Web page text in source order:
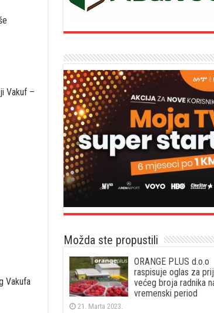
Vakuf –
Vakufa
Možda ste propustili
ORANGE PLUS d.o.o
raspisuje oglas za
većeg broja radnika
vremenski period
21. Marta 2023.